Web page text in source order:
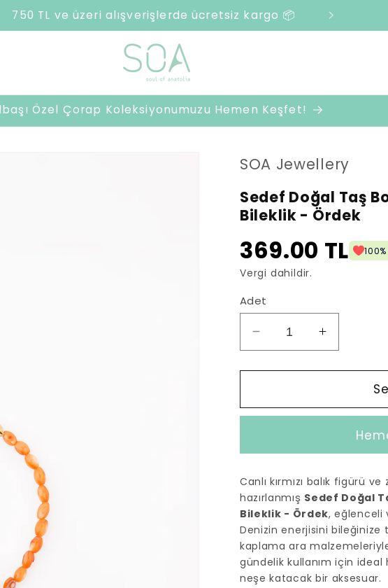
Özel Çorap Koleksiyonumuzu Hemen Keşfet!
SOA Jewellery
Sedef Doğal Taş
Bileklik - Ördek
369.00 TL
Vergi dahildir.
Adet
Sedef
Doğal
Taş
Murano
Bileklik
Ördek
için
adedi
azaltın
Sedef
Doğal
Taş
Murano
Bileklik
Ördek
için
adedi
artırın
Canlı kırmızı balık figürü
hazırlanmış Sedef Doğal
Bileklik - Ördek, eğlenceli
Denizin enerjisini bileğinize
kaplama ara
gündelik kullanım için ideal
neşe katacak bir aksesuar.